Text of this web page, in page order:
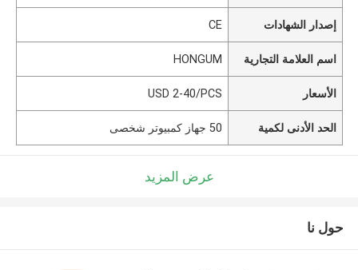
إصدار الشهادات CE
اسم العلامة التجارية HONGUM
الأسعار USD 2-40/PCS
الحد الأدنى لكمية 50 جهاز كمبيوتر شخصى
عرض المزيد
حول نا